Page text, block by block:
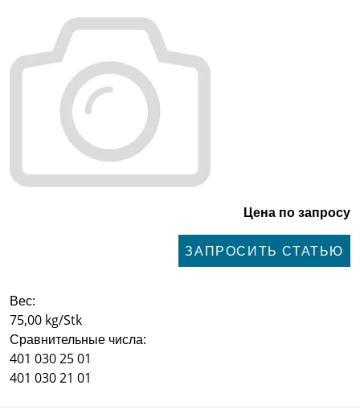
Цена по запросу
ЗАПРОСИТЬ СТАТЬЮ
Вес:
75,00 kg/Stk
Сравнительные числа:
401 030 25 01
401 030 21 01